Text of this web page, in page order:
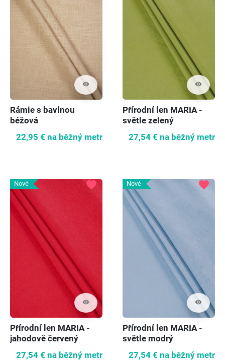
visibility
Rámie s bavlnou
béžová
22,95 € na běžný metr
visibility
Přírodní len MARIA -
světle zelený
27,54 € na běžný metr
Nové
visibility
favorite
Přírodní len MARIA -
jahodově červený
27,54 € na běžný metr
Nové
visibility
favorite
Přírodní len MARIA -
světle modrý
27,54 € na běžný metr